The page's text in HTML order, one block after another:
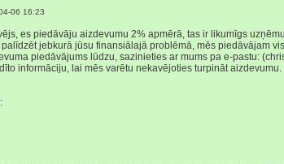
06 16:23
es piedāvāju aizdevumu 2% apmērā, tas ir likumīgs
jebkurā jūsu finansiālajā problēmā, mēs piedāvājam
piedāvājums lūdzu, sazinieties ar mums pa e-pastu:
informāciju, lai mēs varētu nekavējoties turpināt aizdevumu.